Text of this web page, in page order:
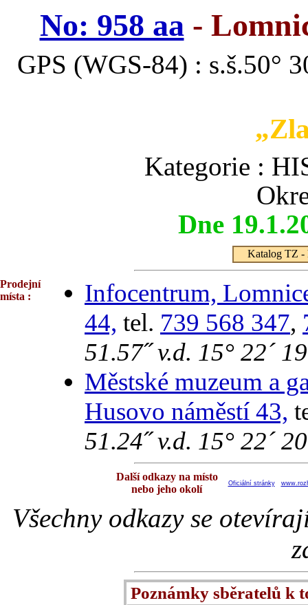
No: 958 aa-
GPS (WGS-84) : s.š.50°
Kategorie :
Dne
Katalog TZ -
Prodejní
místa :
Infocentrum,
44, tel. 739 568 347,
51.57˝ v.d. 15° 22´
Městské muzeum a
Husovo náměstí 43,
51.24˝ v.d. 15° 22´
Další odkazy na místo
nebo jeho okolí
Oficiální stránky
Všechny odkazy se
Poznámky sběratelů k